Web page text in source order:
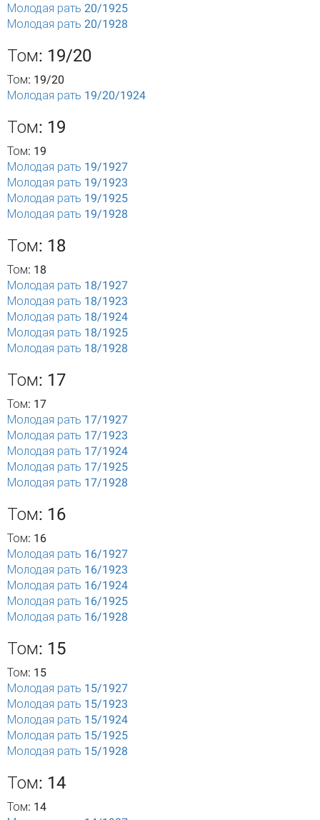
Молодая рать 20/1925
Молодая рать 20/1928
Том: 19/20
Том: 19/20
Молодая рать 19/20/1924
Том: 19
Том: 19
Молодая рать 19/1927
Молодая рать 19/1923
Молодая рать 19/1925
Молодая рать 19/1928
Том: 18
Том: 18
Молодая рать 18/1927
Молодая рать 18/1923
Молодая рать 18/1924
Молодая рать 18/1925
Молодая рать 18/1928
Том: 17
Том: 17
Молодая рать 17/1927
Молодая рать 17/1923
Молодая рать 17/1924
Молодая рать 17/1925
Молодая рать 17/1928
Том: 16
Том: 16
Молодая рать 16/1927
Молодая рать 16/1923
Молодая рать 16/1924
Молодая рать 16/1925
Молодая рать 16/1928
Том: 15
Том: 15
Молодая рать 15/1927
Молодая рать 15/1923
Молодая рать 15/1924
Молодая рать 15/1925
Молодая рать 15/1928
Том: 14
Том: 14